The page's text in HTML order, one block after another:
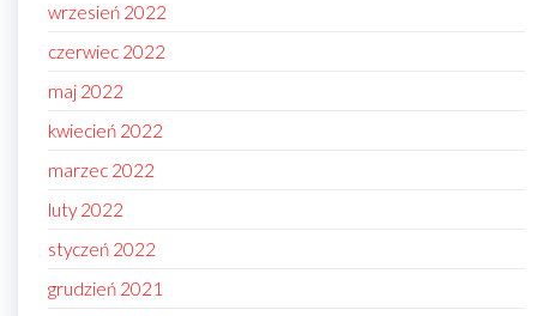
wrzesień 2022
czerwiec 2022
maj 2022
kwiecień 2022
marzec 2022
luty 2022
styczeń 2022
grudzień 2021